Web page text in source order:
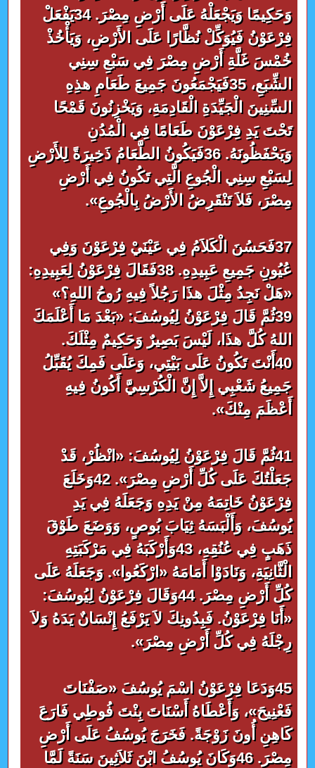
وَحَكِيمًا وَيَجْعَلْهُ عَلَى أَرْضِ مِصْرَ. 34يَفْعَلْ
فِرْعَوْنُ فَيُوَكِّلْ نُظَّارًا عَلَى الأَرْضِ، وَيَأْخُذْ
خُمْسَ غَلَّةِ أَرْضِ مِصْرَ فِي سَبْعِ سِنِي
الشِّبَعِ، 35فَيَجْمَعُونَ جَمِيعَ طَعَامِ هذِهِ
السِّنِينَ الْجَيِّدَةِ الْقَادِمَةِ، وَيَخْزِنُونَ قَمْحًا
تَحْتَ يَدِ فِرْعَوْنَ طَعَامًا فِي الْمُدُنِ
وَيَحْفَظُونَهُ. 36فَيَكُونُ الطَّعَامُ ذَخِيرَةً لِلأَرْضِ
لِسَبْعِ سِنِي الْجُوعِ الَّتِي تَكُونُ فِي أَرْضِ
مِصْرَ، فَلاَ تَنْقَرِضُ الأَرْضُ بِالْجُوعِ».
37فَحَسُنَ الْكَلاَمُ فِي عَيْنَيْ فِرْعَوْنَ وَفِي
عُيُونِ جَمِيعِ عَبِيدِهِ. 38فَقَالَ فِرْعَوْنُ لِعَبِيدِهِ:
«هَلْ نَجِدُ مِثْلَ هذَا رَجُلاً فِيهِ رُوحُ اللهِ؟»
39ثُمَّ قَالَ فِرْعَوْنُ لِيُوسُفَ: «بَعْدَ مَا أَعْلَمَكَ
اللهُ كُلَّ هذَا، لَيْسَ بَصِيرٌ وَحَكِيمٌ مِثْلَكَ.
40أَنْتَ تَكُونُ عَلَى بَيْتِي، وَعَلَى فَمِكَ يُقَبِّلُ
جَمِيعُ شَعْبِي إِلاَّ إِنَّ الْكُرْسِيَّ أَكُونُ فِيهِ
أَعْظَمَ مِنْكَ».
41ثُمَّ قَالَ فِرْعَوْنُ لِيُوسُفَ: «انْظُرْ، قَدْ
جَعَلْتُكَ عَلَى كُلِّ أَرْضِ مِصْرَ». 42وَخَلَعَ
فِرْعَوْنُ خَاتِمَهُ مِنْ يَدِهِ وَجَعَلَهُ فِي يَدِ
يُوسُفَ، وَأَلْبَسَهُ ثِيَابَ بُوصٍ، وَوَضَعَ طَوْقَ
ذَهَبٍ فِي عُنُقِهِ، 43وَأَرْكَبَهُ فِي مَرْكَبَتِهِ
الْثَّانِيَةِ، وَنَادَوْا أَمَامَهُ «ارْكَعُوا». وَجَعَلَهُ عَلَى
كُلِّ أَرْضِ مِصْرَ. 44وَقَالَ فِرْعَوْنُ لِيُوسُفَ:
«أَنَا فِرْعَوْنُ. فَبِدُونِكَ لاَ يَرْفَعُ إِنْسَانٌ يَدَهُ وَلاَ
رِجْلَهُ فِي كُلِّ أَرْضِ مِصْرَ».
45وَدَعَا فِرْعَوْنُ اسْمَ يُوسُفَ «صَفْنَاتَ
فَعْنِيحَ»، وَأَعْطَاهُ أَسْنَاتَ بِنْتَ فُوطِي فَارَعَ
كَاهِنِ أُونَ زَوْجَةً. فَخَرَجَ يُوسُفُ عَلَى أَرْضِ
مِصْرَ. 46وَكَانَ يُوسُفُ ابْنَ ثَلاَثِينَ سَنَةً لَمَّا